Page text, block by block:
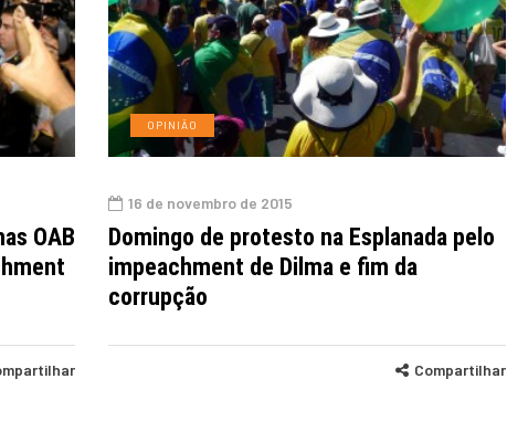
OAB
OPINIÃO
16 de novembro de 2015
Domingo de protesto na Esplanada pelo
impeachment de Dilma e fim da
corrupção
Compartilhar